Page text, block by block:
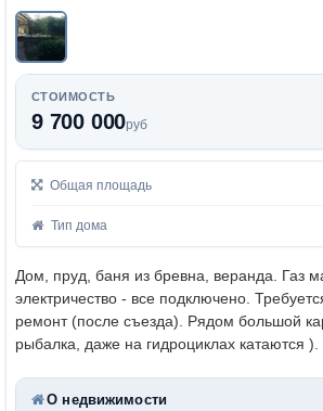
СТОИМОСТЬ
9 700 000руб
Общая площадь
Тип дома
Дом, пруд, баня из бревна, веранда. Газ
электричество - все подключено.
ремонт (после съезда). Рядом большой
рыбалка, даже на гидроциклах катаются
О недвижимости